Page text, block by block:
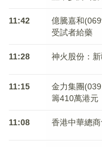
11:42
億騰嘉和
受試者給藥
11:28 神火股份：
11:15
金力集團
籌410萬港元
11:08 香港中華總